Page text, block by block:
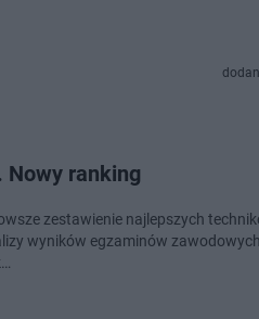
Nowy ranking
zestawienie najlepszych
wyników egzaminów